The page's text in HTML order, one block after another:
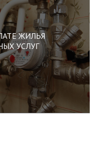
ЖИЛЬЯ
УСЛУГ